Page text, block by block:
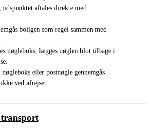
tidspunktet aftales direkte med
boligen som regel sammen med
nøgleboks, lægges nøglen blot tilbage i
eller postnøgle gennemgås
ved afrejse.